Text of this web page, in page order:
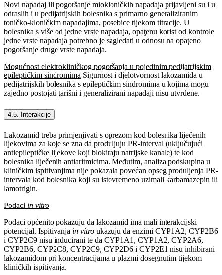
Novi napadaj ili pogoršanje miokloničkih napadaja prijavljeni su i u
odraslih i u pedijatrijskih bolesnika s primarno generaliziranim
toničko-kloničkim napadajima, posebice tijekom titracije. U
bolesnika s više od jedne vrste napadaja, opaţenu korist od kontrole
jedne vrste napadaja potrebno je sagledati u odnosu na opaţeno
pogoršanje druge vrste napadaja.
Mogućnost elektrokliničkog pogoršanja u pojedinim pedijatrijskim
epileptičkim sindromima Sigurnost i djelotvornost lakozamida u
pedijatrijskih bolesnika s epileptičkim sindromima u kojima mogu
zajedno postojati ţarišni i generalizirani napadaji nisu utvrđene.
4.5. Interakcije
Lakozamid treba primjenjivati s oprezom kod bolesnika liječenih
lijekovima za koje se zna da produljuju PR-interval (uključujući
antiepileptičke lijekove koji blokiraju natrijske kanale) te kod
bolesnika liječenih antiaritmicima. Međutim, analiza podskupina u
kliničkim ispitivanjima nije pokazala povećan opseg produljenja PR-
intervala kod bolesnika koji su istovremeno uzimali karbamazepin ili
lamotrigin.
Podaci in vitro
Podaci općenito pokazuju da lakozamid ima mali interakcijski
potencijal. Ispitivanja in vitro ukazuju da enzimi CYP1A2, CYP2B6
i CYP2C9 nisu inducirani te da CYP1A1, CYP1A2, CYP2A6,
CYP2B6, CYP2C8, CYP2C9, CYP2D6 i CYP2E1 nisu inhibirani
lakozamidom pri koncentracijama u plazmi dosegnutim tijekom
kliničkih ispitivanja.